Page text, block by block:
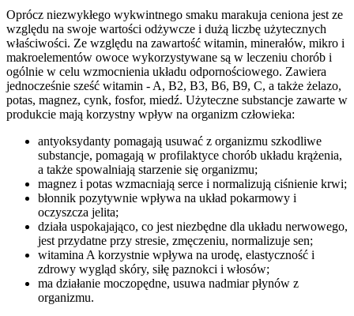
Oprócz niezwykłego wykwintnego smaku marakuja ceniona jest ze
względu na swoje wartości odżywcze i dużą liczbę użytecznych
właściwości. Ze względu na zawartość witamin, minerałów, mikro i
makroelementów owoce wykorzystywane są w leczeniu chorób i
ogólnie w celu wzmocnienia układu odpornościowego. Zawiera
jednocześnie sześć witamin - A, B2, B3, B6, B9, C, a także żelazo,
potas, magnez, cynk, fosfor, miedź. Użyteczne substancje zawarte w
produkcie mają korzystny wpływ na organizm człowieka:
antyoksydanty pomagają usuwać z organizmu szkodliwe
substancje, pomagają w profilaktyce chorób układu krążenia,
a także spowalniają starzenie się organizmu;
magnez i potas wzmacniają serce i normalizują ciśnienie krwi;
błonnik pozytywnie wpływa na układ pokarmowy i
oczyszcza jelita;
działa uspokajająco, co jest niezbędne dla układu nerwowego,
jest przydatne przy stresie, zmęczeniu, normalizuje sen;
witamina A korzystnie wpływa na urodę, elastyczność i
zdrowy wygląd skóry, siłę paznokci i włosów;
ma działanie moczopędne, usuwa nadmiar płynów z
organizmu.